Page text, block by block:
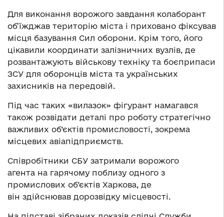
Для виконання ворожого завдання колаборант
об’їжджав територію міста і приховано фіксував
місця базування Сил оборони. Крім того, його
цікавили координати залізничних вузлів, де
розвантажують військову техніку та боєприпаси
ЗСУ для оборонців міста та українських
захисників на передовій.
Під час таких «вилазок» фігурант намагався
також розвідати деталі про роботу стратегічно
важливих об’єктів промисловості, зокрема
місцевих авіапідприємств.
Співробітники СБУ затримали ворожого
агента на гарячому поблизу одного з
промислових об’єктів Харкова, де
він здійснював дорозвідку місцевості.